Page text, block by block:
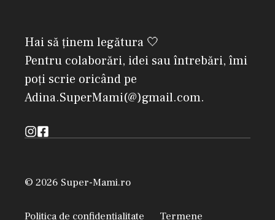
Hai să ținem legătura 🤍
Pentru colaborări, idei sau întrebări, îmi
poți scrie oricând pe
Adina.SuperMami(@)gmail.com.
© 2026 Super-Mami.ro
Politica de confidențialitate Termene